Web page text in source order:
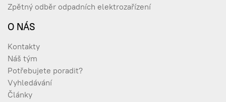
Zpětný odběr odpadních elektrozařízení
O NÁS
Kontakty
Náš tým
Potřebujete poradit?
Vyhledávání
Články